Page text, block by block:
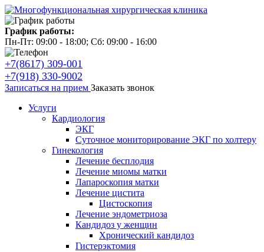
График работы:
Пн-Пт: 09:00 - 18:00; Сб: 09:00 - 16:00
+7(8617) 309-001
+7(918) 330-9002
Записаться на прием Заказать звонок
Услуги
Кардиология
ЭКГ
Суточное мониторирование ЭКГ по холтеру
Гинекология
Лечение бесплодия
Лечение миомы матки
Лапароскопия матки
Лечение цистита
Цистоскопия
Лечение эндометриоза
Кандидоз у женщин
Хронический кандидоз
Гистерэктомия